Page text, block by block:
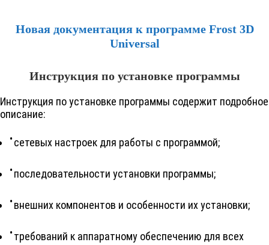
Новая документация к программе Frost 3D
Universal
Инструкция по установке программы
Инструкция по установке программы содержит подробное
описание:
сетевых настроек для работы с программой;
последовательности установки программы;
внешних компонентов и особенности их установки;
требований к аппаратному обеспечению для всех